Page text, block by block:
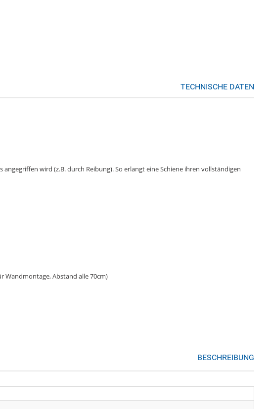
TECHNISCHE DATEN
wird (z.B. durch Reibung). So erlangt eine Schiene ihren vollständigen
Wandmontage, Abstand alle 70cm)
BESCHREIBUNG